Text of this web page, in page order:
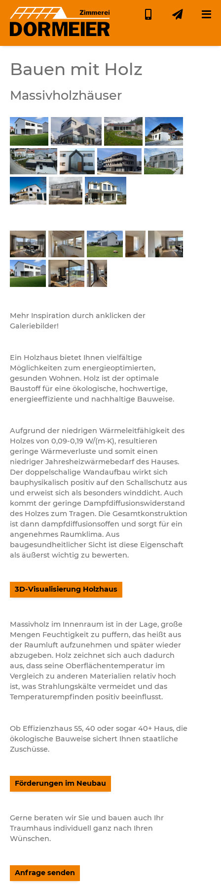
Bauen mit Holz
Massivholzhäuser
Mehr Inspiration durch anklicken der
Galeriebilder!
Ein Holzhaus bietet Ihnen vielfältige
Möglichkeiten zum energieoptimierten,
gesunden Wohnen. Holz ist der optimale
Baustoff für eine ökologische, hochwertige,
energieeffiziente und nachhaltige Bauweise.
Aufgrund der niedrigen Wärmeleitfähigkeit des
Holzes von 0,09-0,19 W/(m·K), resultieren
geringe Wärmeverluste und somit einen
niedriger Jahresheizwärmebedarf des Hauses.
Der doppelschalige Wandaufbau wirkt sich
bauphysikalisch positiv auf den Schallschutz aus
und erweist sich als besonders winddicht. Auch
kommt der geringe Dampfdiffusionswiderstand
des Holzes zum Tragen. Die Gesamtkonstruktion
ist dann dampfdiffusionsoffen und sorgt für ein
angenehmes Raumklima. Aus
baugesundheitlicher Sicht ist diese Eigenschaft
als äußerst wichtig zu bewerten.
3D-Visualisierung Holzhaus
Massivholz im Innenraum ist in der Lage, große
Mengen Feuchtigkeit zu puffern, das heißt aus
der Raumluft aufzunehmen und später wieder
abzugeben. Holz zeichnet sich auch dadurch
aus, dass seine Oberflächentemperatur im
Vergleich zu anderen Materialien relativ hoch
ist, was Strahlungskälte vermeidet und das
Temperaturempfinden positiv beeinflusst.
Ob Effizienzhaus 55, 40 oder sogar 40+ Haus, die
ökologische Bauweise sichert Ihnen staatliche
Zuschüsse.
Förderungen im Neubau
Gerne beraten wir Sie und bauen auch Ihr
Traumhaus individuell ganz nach Ihren
Wünschen.
Anfrage senden